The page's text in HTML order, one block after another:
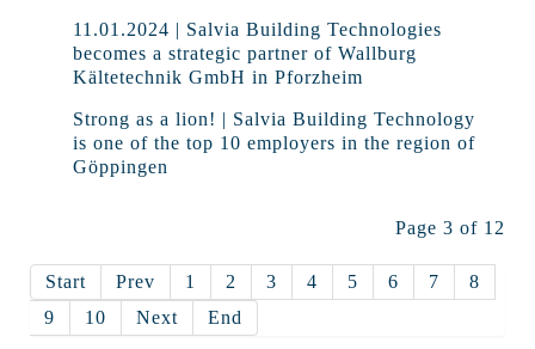
11.01.2024 | Salvia Building Technologies
becomes a strategic partner of Wallburg
Kältetechnik GmbH in Pforzheim
Strong as a lion! | Salvia Building Technology
is one of the top 10 employers in the region of
Göppingen
Page 3 of 12
Start Prev 1 2 3 4 5 6 7
8
9
10 Next End